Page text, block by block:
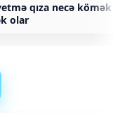
qıza necə kömək
olar